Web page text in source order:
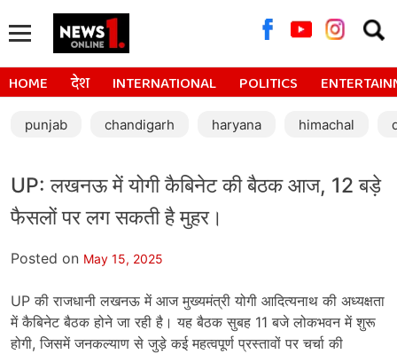
for:
HOME देश INTERNATIONAL POLITICS
punjab chandigarh haryana himachal
UP: लखनऊ में योगी कैबिनेट की बैठक आज, 12 बड़े
फैसलों पर लग सकती है मुहर।
Posted on May 15, 2025
UP की राजधानी लखनऊ में आज मुख्यमंत्री योगी आदित्यनाथ की अध्यक्षता
में कैबिनेट बैठक होने जा रही है। यह बैठक सुबह 11 बजे लोकभवन में शुरू
होगी, जिसमें जनकल्याण से जुड़े कई महत्वपूर्ण प्रस्तावों पर चर्चा की